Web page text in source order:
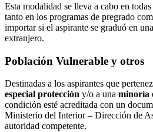
Esta modalidad se lleva a cabo en
tanto en los programas de pregrado
importar si el aspirante se graduó en
extranjero.
Población Vulnerable y otros
Destinadas a los aspirantes que
especial protección y/o a una minoría
condición esté acreditada con un
Ministerio del Interior – Dirección de
autoridad competente.